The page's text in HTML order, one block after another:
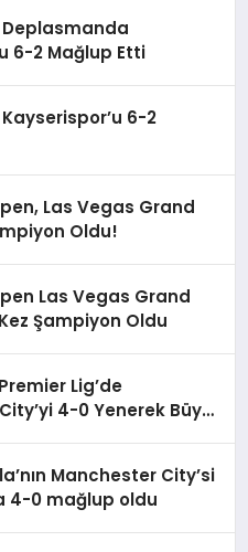
6-2 Mağlup Etti
6-2
Las Vegas Grand
Oldu!
Las Vegas Grand
Şampiyon Oldu
Lig’de
4-0 Yenerek Büyük
Manchester City’si
4-0 mağlup oldu